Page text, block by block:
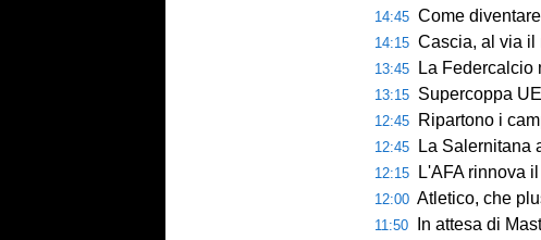
14:45 Come diventare
14:15 Cascia, al via il
13:45 La Federcalcio
13:15 Supercoppa UEFA,
12:45 Ripartono i
12:45 La Salernitana
12:15 L'AFA rinnova il
12:00 Atletico, che
11:50 In attesa di